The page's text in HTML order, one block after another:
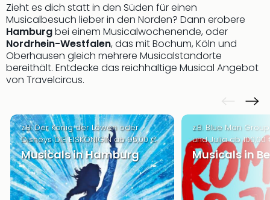
Zieht es dich statt in den Süden für einen
Musicalbesuch lieber in den Norden? Dann erobere
Hamburgbei einem Musicalwochenende, oder
Nordrhein-Westfalen, das mit Bochum, Köln und
Oberhausen gleich mehrere Musicalstandorte
bereithält. Entdecke das reichhaltige Musical Angebot
von Travelcircus.
z.B. Der König der Löwen oder
Disneys DIE EISKÖNIGIN ab 95,00 €
Musicals in Hamburg
z.B. Blue Man
und Julia ab 100,00
Musicals in